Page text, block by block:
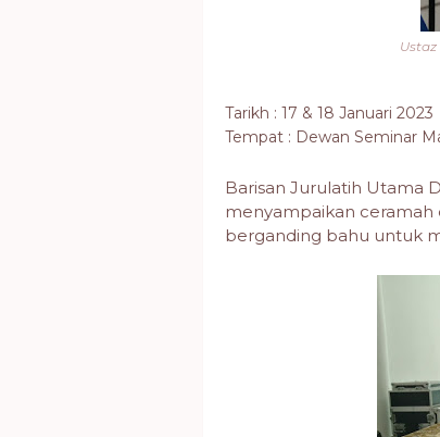
Tarikh : 17 & 18 Januari 2023
Tempat : Dewan Seminar
Barisan Jurulatih Utama
menyampaikan ceramah
berganding bahu untuk